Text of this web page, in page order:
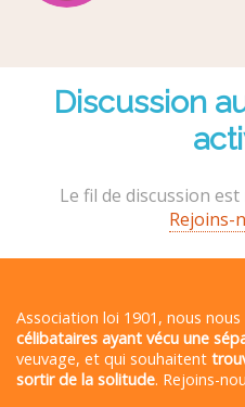
Discussion
Le fil de discussion
Rejoins-
Association loi 1901, nous
célibataires ayant vécu une
veuvage, et qui souhaitent
sortir de la solitude. Rejoins-